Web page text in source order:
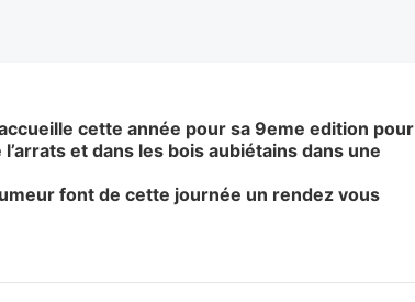
cette année pour sa 9eme edition pour
et dans les bois aubiétains dans une
font de cette journée un rendez vous